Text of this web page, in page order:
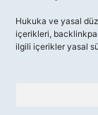
Hukuka ve yasal
içerikleri,
ilgili içerikler yasal